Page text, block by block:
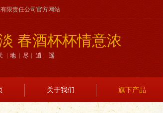
限责任公司官方网站
春酒杯杯情意浓
地尽逍遥
关于我们 旗下产品